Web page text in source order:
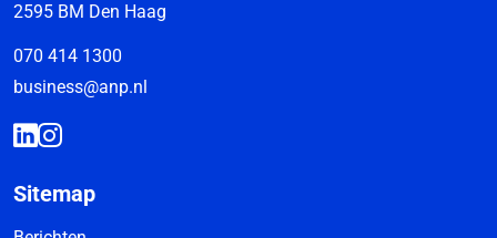
2595 BM Den Haag
070 414 1300
business@anp.nl
Sitemap